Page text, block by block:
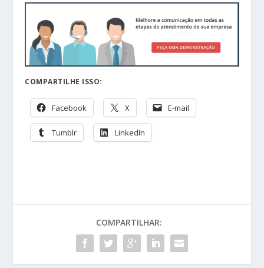
COMPARTILHE ISSO:
Facebook X E-mail
Tumblr LinkedIn
COMPARTILHAR: